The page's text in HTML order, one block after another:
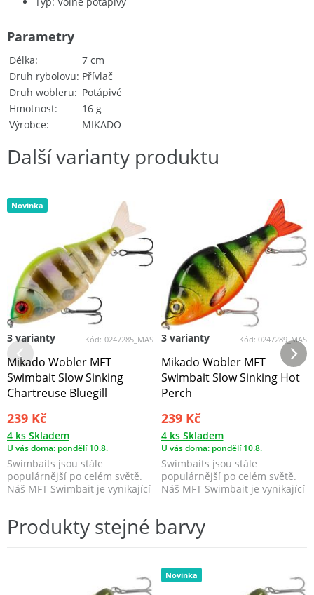
Délka
7 cm
Druh rybolovu Přívlač
Druh wobleru
Potápivé
Hmotnost
16 g
Výrobce
MIKADO
Parametry
Další varianty produktu
Novinka
Kód: 0247285_MAS
3 varianty
Mikado Wobler MFT
Swimbait Slow Sinking
Chartreuse Bluegill
239 Kč
4 ks Skladem
U vás doma: pondělí 10.8.
Swimbaits jsou stále
populárnější po celém světě.
Náš MFT Swimbait je vynikající
Kód: 0247289_MAS
3 varianty
Mikado Wobler MFT
Swimbait Slow Sinking Hot
Perch
239 Kč
4 ks Skladem
U vás doma: pondělí 10.8.
Swimbaits jsou stále
populárnější po celém světě.
Náš MFT Swimbait je vynikající
Produkty stejné barvy
Novinka